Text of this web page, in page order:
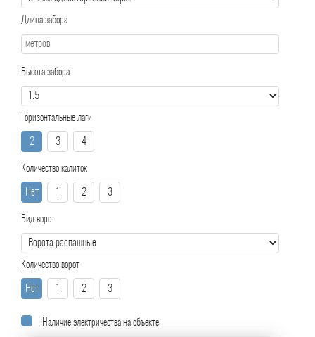
Длина забора
Высота забора
Горизонтальные лаги
2 3 4
Количество калиток
Нет 2 3
Вид ворот
Количество ворот
Нет 2 3
Наличие электричества на объекте